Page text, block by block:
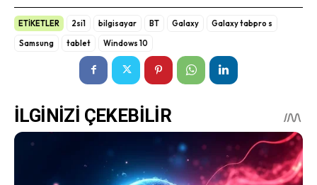
ETİKETLER 2si1 bilgisayar BT Galaxy
Galaxy tabpro s
Samsung
tablet Windows 10